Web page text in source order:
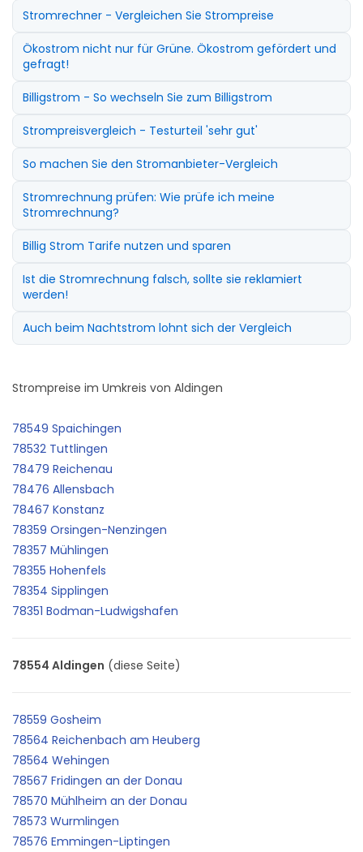
Stromrechner - Vergleichen Sie Strompreise
Ökostrom nicht nur für Grüne. Ökostrom gefördert und
gefragt!
Billigstrom - So wechseln Sie zum Billigstrom
Strompreisvergleich - Testurteil 'sehr gut'
So machen Sie den Stromanbieter-Vergleich
Stromrechnung prüfen: Wie prüfe ich meine
Stromrechnung?
Billig Strom Tarife nutzen und sparen
Ist die Stromrechnung falsch, sollte sie reklamiert
werden!
Auch beim Nachtstrom lohnt sich der Vergleich
Strompreise im Umkreis von Aldingen
78549 Spaichingen
78532 Tuttlingen
78479 Reichenau
78476 Allensbach
78467 Konstanz
78359 Orsingen-Nenzingen
78357 Mühlingen
78355 Hohenfels
78354 Sipplingen
78351 Bodman-Ludwigshafen
78554 Aldingen (diese Seite)
78559 Gosheim
78564 Reichenbach am Heuberg
78564 Wehingen
78567 Fridingen an der Donau
78570 Mühlheim an der Donau
78573 Wurmlingen
78576 Emmingen-Liptingen